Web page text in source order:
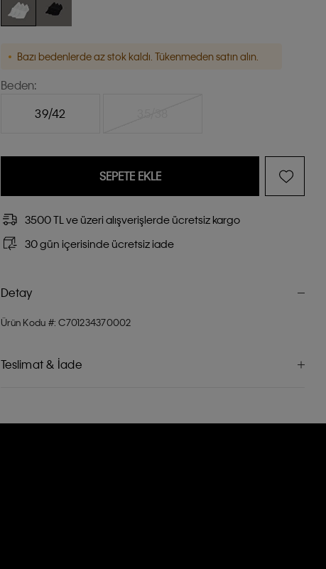
Bazı bedenlerde az stok kaldı. Tükenmeden satın alın.
Beden:
39/42
SEPETE EKLE
3500 TL ve üzeri alışverişlerde ücretsiz kargo
30 gün içerisinde ücretsiz iade
Detay
Ürün Kodu #: C701234370002
Teslimat & İade